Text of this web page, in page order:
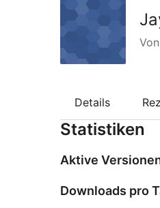
Von
Details
Statistiken
Aktive
Downloads pro